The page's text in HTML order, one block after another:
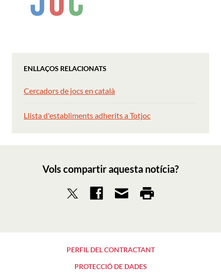
ENLLAÇOS RELACIONATS
Cercadors de jocs en català
Llista d'establiments adherits a Totjoc
Vols compartir aquesta notícia?
PERFIL DEL CONTRACTANT
PROTECCIÓ DE DADES